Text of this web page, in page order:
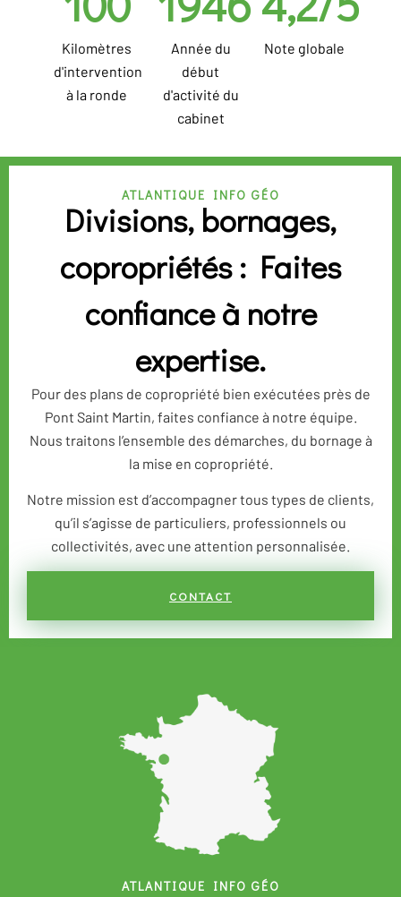
Kilomètres
d'intervention
à la ronde
Année du
début
d'activité du
cabinet
Note globale
ATLANTIQUE INFO GÉO
Divisions, bornages,
copropriétés : Faites
confiance à notre
expertise.
Pour des plans de copropriété bien exécutées près de
Pont Saint Martin, faites confiance à notre équipe.
Nous traitons l’ensemble des démarches, du bornage à
la mise en copropriété.
Notre mission est d’accompagner tous types de clients,
qu’il s’agisse de particuliers, professionnels ou
collectivités, avec une attention personnalisée.
CONTACT
ATLANTIQUE INFO GÉO